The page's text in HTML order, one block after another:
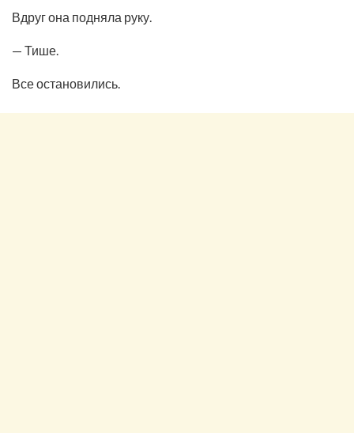
Вдруг она подняла руку.
— Тише.
Все остановились.